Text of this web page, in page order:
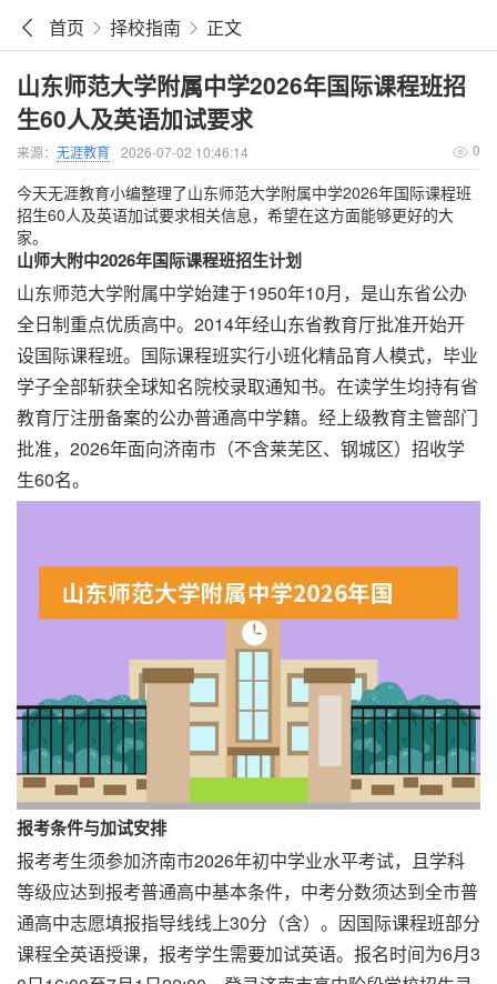
首页 择校指南 正文
山东师范大学附属中学2026年国际课程班招
生60人及英语加试要求
来源： 无涯教育 2026-07-02 10:46:14 0
今天无涯教育小编整理了山东师范大学附属中学2026年国际课程班
招生60人及英语加试要求相关信息，希望在这方面能够更好的大
家。
山师大附中2026年国际课程班招生计划
山东师范大学附属中学始建于1950年10月，是山东省公办
全日制重点优质高中。2014年经山东省教育厅批准开始开
设国际课程班。国际课程班实行小班化精品育人模式，毕业
学子全部斩获全球知名院校录取通知书。在读学生均持有省
教育厅注册备案的公办普通高中学籍。经上级教育主管部门
批准，2026年面向济南市（不含莱芜区、钢城区）招收学
生60名。
报考条件与加试安排
报考考生须参加济南市2026年初中学业水平考试，且学科
等级应达到报考普通高中基本条件，中考分数须达到全市普
通高中志愿填报指导线线上30分（含）。因国际课程班部分
课程全英语授课，报考学生需要加试英语。报名时间为6月3